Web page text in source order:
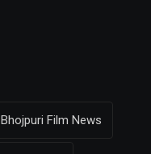
Bhojpuri Film News